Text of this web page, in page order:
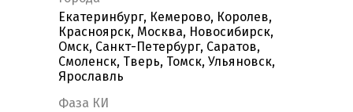
Екатеринбург, Кемерово, Королев,
Красноярск, Москва, Новосибирск,
Омск, Санкт-Петербург, Саратов,
Смоленск, Тверь, Томск, Ульяновск,
Ярославль
Фаза КИ